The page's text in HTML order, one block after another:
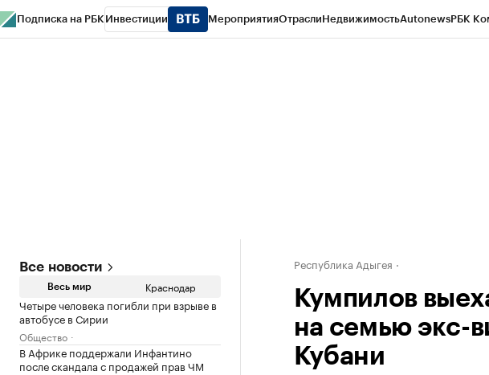
Подписка на РБК Инвестиции МероприятияОтраслиНедвижимостьAutonewsРБК
Все новости
Весь мир Краснодар
Четыре человека погибли при взрыве в
автобусе в Сирии
Общество
В Африке поддержали Инфантино
после скандала с продажей прав ЧМ
Республика Адыгея
Кумпилов
на семью экс-
Кубани